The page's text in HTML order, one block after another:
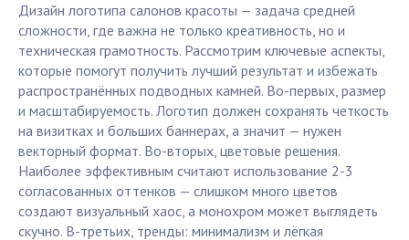
Дизайн логотипа салонов красоты — задача средней
сложности, где важна не только креативность, но и
техническая грамотность. Рассмотрим ключевые аспекты,
которые помогут получить лучший результат и избежать
распространённых подводных камней. Во-первых, размер
и масштабируемость. Логотип должен сохранять четкость
на визитках и больших баннерах, а значит — нужен
векторный формат. Во-вторых, цветовые решения.
Наиболее эффективным считают использование 2-3
согласованных оттенков — слишком много цветов
создают визуальный хаос, а монохром может выглядеть
скучно. В-третьих, тренды: минимализм и лёгкая